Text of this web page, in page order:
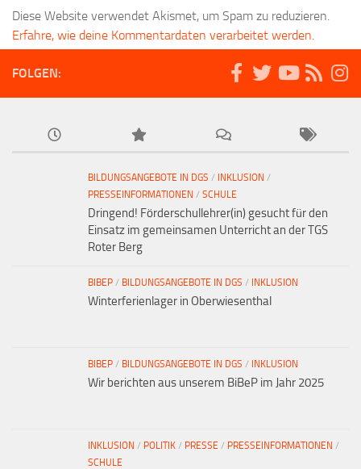
Diese Website verwendet Akismet, um Spam zu reduzieren.
Erfahre, wie deine Kommentardaten verarbeitet werden.
FOLGEN:
BILDUNGSANGEBOTE IN DGS / INKLUSION /
PRESSEINFORMATIONEN / SCHULE
Dringend! Förderschullehrer(in) gesucht für den
Einsatz im gemeinsamen Unterricht an der TGS
Roter Berg
BIBEP / BILDUNGSANGEBOTE IN DGS / INKLUSION
Winterferienlager in Oberwiesenthal
BIBEP / BILDUNGSANGEBOTE IN DGS / INKLUSION
Wir berichten aus unserem BiBeP im Jahr 2025
INKLUSION / POLITIK / PRESSE / PRESSEINFORMATIONEN /
SCHULE